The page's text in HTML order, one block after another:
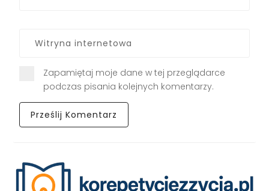
Zapamiętaj moje dane w tej przeglądarce
podczas pisania kolejnych komentarzy.